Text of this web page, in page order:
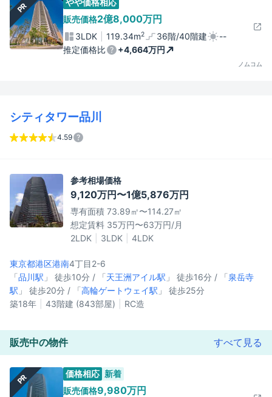
PR
販売価格2億8,000万円
3LDK 119.34m2 36階/40階建
--
推定価格比
+4,664万円
ノムコム
シティタワー品川
4.59
参考相場価格
9,120万円〜1億5,876万円
専有面積 73.89㎡〜114.27㎡
想定賃料 35万円〜63万円/月
2LDK
3LDK 4LDK
東京都港区港南4丁目2-6
「品川駅 」 徒歩10分 / 「天王洲アイル駅 」 徒歩16分 / 「泉岳寺
駅 」 徒歩20分 / 「高輪ゲートウェイ駅 」 徒歩25分
築18年
43階建 (843部屋) RC造
販売中の物件 すべて見る
PR 価格相応 新着
販売価格9,980万円